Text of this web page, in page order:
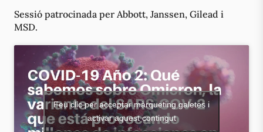
Sessió patrocinada per Abbott, Janssen, Gilead i
MSD.
Feu clic per acceptar màrqueting galetes i
activar aquest contingut